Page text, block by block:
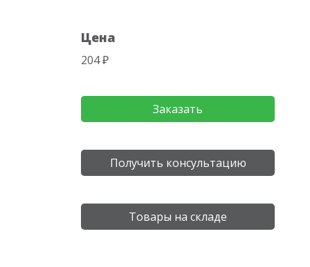
Цена
204 ₽
Заказать
Получить консультацию
Товары на складе